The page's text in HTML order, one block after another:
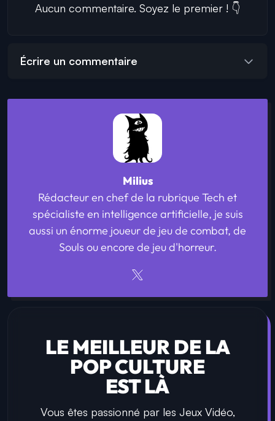
Aucun commentaire. Soyez le premier ! 👇
Écrire un commentaire
Milius
Rédacteur en chef de la rubrique Tech et
spécialiste en intelligence artificielle, je suis
aussi un énorme joueur de jeu de combat, de
Souls ou encore de jeu d'horreur.
LE MEILLEUR DE LA
POP CULTURE
EST LÀ
Vous êtes passionné par les Jeux Vidéo,